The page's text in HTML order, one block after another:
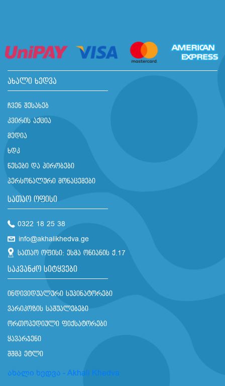
ახალი ხედვა
ჩვენ შესახებ
კვირის აქცია
მედია
ხდკ
წესები და პირობები
პერსონალური მონაცემები
სათაო ოფისი
0322 18 25 38
info@akhalikhedva.ge
სათაო ოფისი: ესმა ონიანის ქ.17
საკვანძო სიტყვები
ინდივიდუალური სუპინატორები
ვარიკოზის საშუალებები
ორთოპედიული ფიქსატორები
ყავარჯენი
შშმპ ეტლი
ახალი ხედვა - Akhali Khedva